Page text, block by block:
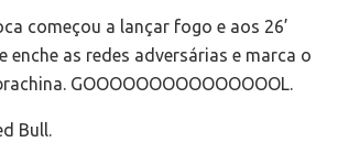
começou a lançar fogo e aos 26’
enche as redes adversárias e marca o
GOOOOOOOOOOOOOOOL.
Bull.